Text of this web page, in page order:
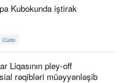
Kubokunda iştirak
Cüdo
Liqasının pley-off
rəqibləri müəyyənləşib